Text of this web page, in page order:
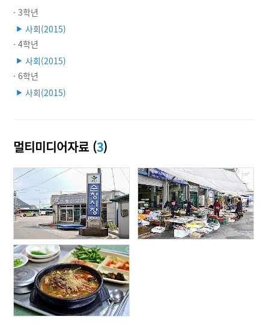
· 3학년
▶ 사회(2015)
· 4학년
▶ 사회(2015)
· 6학년
▶ 사회(2015)
멀티미디어자료 (3)